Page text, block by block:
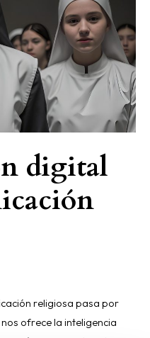
digital
religiosa pasa por
ofrece la inteligencia